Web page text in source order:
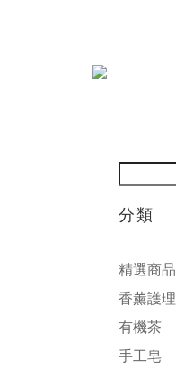
分類
精選商品
香薰護理
有機茶
手工皂